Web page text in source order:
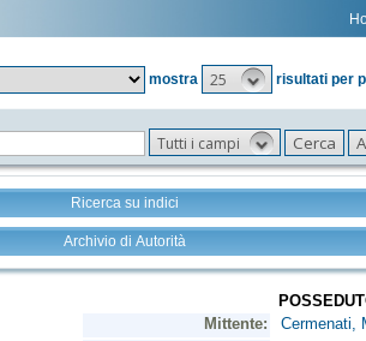
mostra
25 risultati per
Tutti i campi
Ricerca su indici
Archivio di Autorità